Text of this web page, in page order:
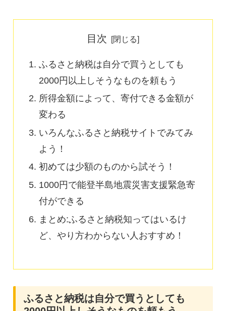
目次
ふるさと納税は自分で買うとしても
2000円以上しそうなものを頼もう
所得金額によって、寄付できる金額が
変わる
いろんなふるさと納税サイトでみてみ
よう！
初めては少額のものから試そう！
1000円で能登半島地震災害支援緊急寄
付ができる
まとめ:ふるさと納税知ってはいるけ
ど、やり方わからない人おすすめ！
ふるさと納税は自分で買うとしても